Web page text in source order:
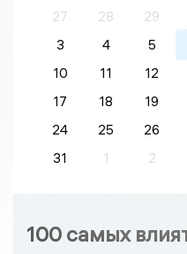
27
28 29
3
4 5
10
11 12
17
18 19
24
25 26
31
1 2
100 самых